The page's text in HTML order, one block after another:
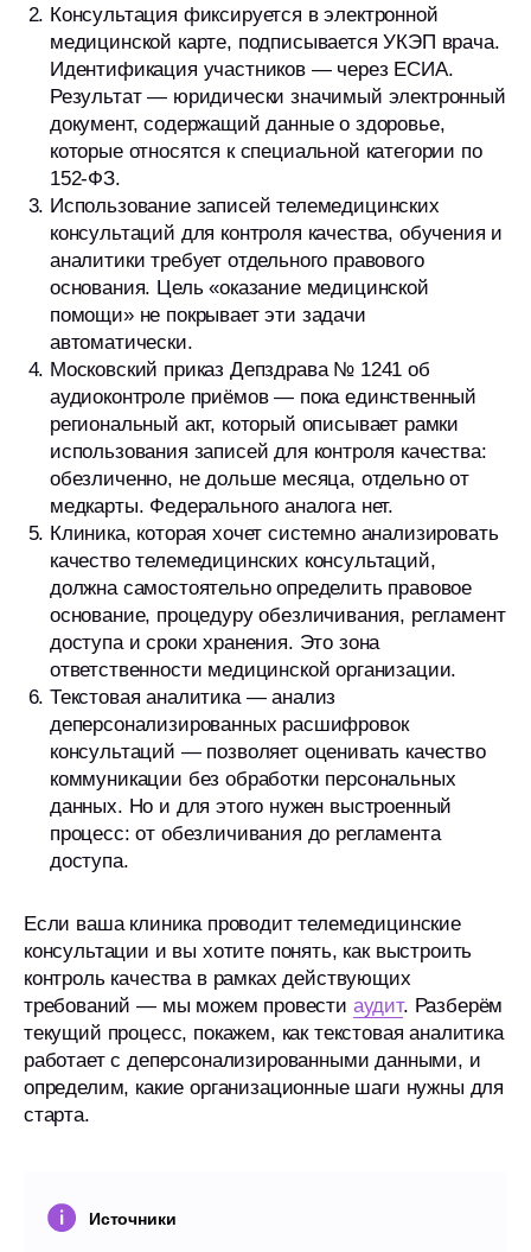
Консультация фиксируется в электронной
медицинской карте, подписывается УКЭП врача.
Идентификация участников — через ЕСИА.
Результат — юридически значимый электронный
документ, содержащий данные о здоровье,
которые относятся к специальной категории по
152-ФЗ.
Использование записей телемедицинских
консультаций для контроля качества, обучения и
аналитики требует отдельного правового
основания. Цель «оказание медицинской
помощи» не покрывает эти задачи
автоматически.
Московский приказ Депздрава № 1241 об
аудиоконтроле приёмов — пока единственный
региональный акт, который описывает рамки
использования записей для контроля качества:
обезличенно, не дольше месяца, отдельно от
медкарты. Федерального аналога нет.
Клиника, которая хочет системно анализировать
качество телемедицинских консультаций,
должна самостоятельно определить правовое
основание, процедуру обезличивания, регламент
доступа и сроки хранения. Это зона
ответственности медицинской организации.
Текстовая аналитика — анализ
деперсонализированных расшифровок
консультаций — позволяет оценивать качество
коммуникации без обработки персональных
данных. Но и для этого нужен выстроенный
процесс: от обезличивания до регламента
доступа.
Если ваша клиника проводит телемедицинские
консультации и вы хотите понять, как выстроить
контроль качества в рамках действующих
требований — мы можем провести аудит. Разберём
текущий процесс, покажем, как текстовая аналитика
работает с деперсонализированными данными, и
определим, какие организационные шаги нужны для
старта.
Источники
Посмотрите,
как imot.io работает
в вашем бизнесе
Я принимаюПолитику конфиденциальностии даю
Согласие
на обработку моих ПД
Я даю согласие на получение аналитики, кейсов, новостей
и рекламы от Imot.io
Начать бесплатно
Меню